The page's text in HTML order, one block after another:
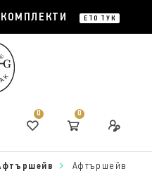
ЕТО ТУК
0 0
Афтършейв